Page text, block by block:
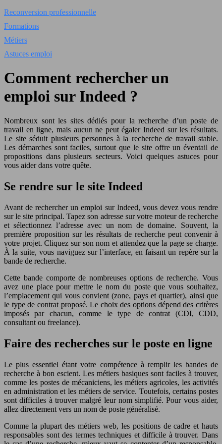
Reconversion professionnelle
Formations
Métiers
Astuces emploi
Comment rechercher un
emploi sur Indeed ?
Nombreux sont les sites dédiés pour la recherche d’un poste de
travail en ligne, mais aucun ne peut égaler Indeed sur les résultats.
Le site séduit plusieurs personnes à la recherche de travail stable.
Les démarches sont faciles, surtout que le site offre un éventail de
propositions dans plusieurs secteurs. Voici quelques astuces pour
vous aider dans votre quête.
Se rendre sur le site Indeed
Avant de rechercher un emploi sur Indeed, vous devez vous rendre
sur le site principal. Tapez son adresse sur votre moteur de recherche
et sélectionnez l’adresse avec un nom de domaine. Souvent, la
première proposition sur les résultats de recherche peut convenir à
votre projet. Cliquez sur son nom et attendez que la page se charge.
À la suite, vous naviguez sur l’interface, en faisant un repère sur la
bande de recherche.
Cette bande comporte de nombreuses options de recherche. Vous
avez une place pour mettre le nom du poste que vous souhaitez,
l’emplacement qui vous convient (zone, pays et quartier), ainsi que
le type de contrat proposé. Le choix des options dépend des critères
imposés par chacun, comme le type de contrat (CDI, CDD,
consultant ou freelance).
Faire des recherches sur le poste en ligne
Le plus essentiel étant votre compétence à remplir les bandes de
recherche à bon escient. Les métiers basiques sont faciles à trouver,
comme les postes de mécaniciens, les métiers agricoles, les activités
en administration et les métiers de service. Toutefois, certains postes
sont difficiles à trouver malgré leur nom simplifié. Pour vous aider,
allez directement vers un nom de poste généralisé.
Comme la plupart des métiers web, les positions de cadre et hauts
responsables sont des termes techniques et difficile à trouver. Dans